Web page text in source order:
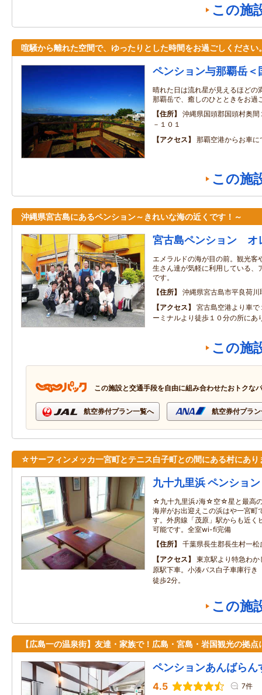
この施
喧騒から離れた空間で、ゆったりとした時間をお過ごしください
ペンション与那覇岳＜
晴れた日は流れ星が見えるほど
那覇岳で、癒しのひとときをお過
住所
沖縄県国頭郡国頭村奥
－１０１
アクセス
那覇空港からお車に
この施
沖縄県宮古島にあるペンション～きれいな海の近くです！～
宮古島ペンション オ
エメラルドの海が目の前。観光客
生さん達が気軽に利用している、
です。
住所
沖縄県宮古島市平良荷
アクセス
宮古島空港より車
ーミナルより徒歩１０分の所にあ
この施
この施設と交通手段を自由に組み合わせたおトクな
航空券付プラン一覧へ 航空券付プラ
☆サーフィンメッカ一宮町とテニス白子町との間にある村にあり
九十九里浜 ペンショ
☆九十九里浜♪海☆空☆星と最高の
海岸がお出迎えこの浜はや一宮町
す。外房線「茂原」駅からも近く
可能です。全室wi-fi完備
住所
千葉県長生郡長生村一
アクセス
東京駅より特急わ
原駅下車。小湊バス白子車庫行き
徒歩2分。
この施
【広島一の温泉街】友達・家族で！広島・宮島・岩国観光の拠点
ペンションあんばらん
4.5 7件